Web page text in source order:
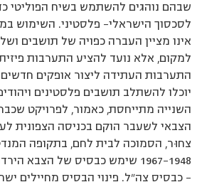
שבהם נוהגים להשתמש בשיח הפוליטי
לסכסוך הישראלי– פלסטיני. השימוש
אינו מציין העברה כפויה של תושבים
למקום, אלא נועד להציע התערבות
התערבות העתידה ליצור אופקים חדשים
יוכלו להשתלב תושבים פלסטינים
השנייה מתייחסת, כאמור, לפרויקט
הצבאי לשעבר הוקם בכניסה הצפונית
צחוּר, הסמוכה לבית לחם, בתקופה
– כבסיס צה”ל. פינוי הבסיס מחיילים